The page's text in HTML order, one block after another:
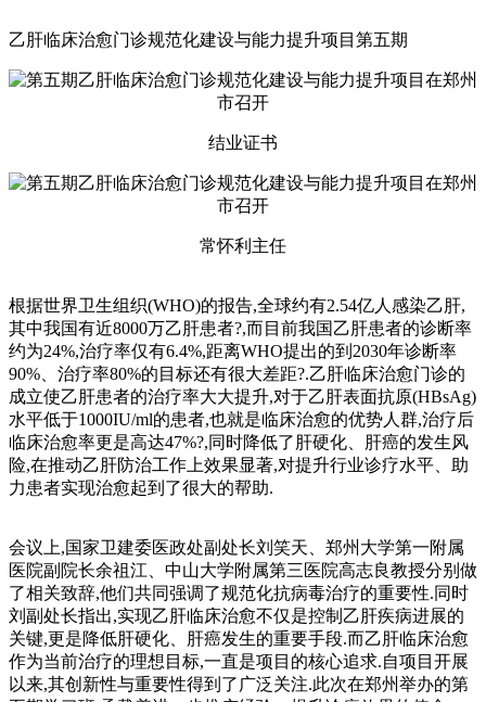
乙肝临床治愈门诊规范化建设与能力提升项目第五期
结业证书
常怀利主任
根据世界卫生组织(WHO)的报告,全球约有2.54亿人感染乙肝,
其中我国有近8000万乙肝患者?,而目前我国乙肝患者的诊断率
约为24%,治疗率仅有6.4%,距离WHO提出的到2030年诊断率
90%、治疗率80%的目标还有很大差距?.乙肝临床治愈门诊的
成立使乙肝患者的治疗率大大提升,对于乙肝表面抗原(HBsAg)
水平低于1000IU/ml的患者,也就是临床治愈的优势人群,治疗后
临床治愈率更是高达47%?,同时降低了肝硬化、肝癌的发生风
险,在推动乙肝防治工作上效果显著,对提升行业诊疗水平、助
力患者实现治愈起到了很大的帮助.
会议上,国家卫建委医政处副处长刘笑天、郑州大学第一附属
医院副院长余祖江、中山大学附属第三医院高志良教授分别做
了相关致辞,他们共同强调了规范化抗病毒治疗的重要性.同时
刘副处长指出,实现乙肝临床治愈不仅是控制乙肝疾病进展的
关键,更是降低肝硬化、肝癌发生的重要手段.而乙肝临床治愈
作为当前治疗的理想目标,一直是项目的核心追求.自项目开展
以来,其创新性与重要性得到了广泛关注.此次在郑州举办的第